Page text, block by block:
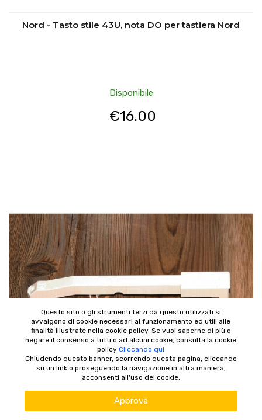
Nord - Tasto stile 43U, nota DO per tastiera Nord
Disponibile
€16.00
Questo sito o gli strumenti terzi da questo utilizzati si
avvalgono di cookie necessari al funzionamento ed utili alle
finalità illustrate nella cookie policy. Se vuoi saperne di più o
negare il consenso a tutti o ad alcuni cookie, consulta la cookie
policyCliccando qui
Chiudendo questo banner, scorrendo questa pagina, cliccando
su un link o proseguendo la navigazione in altra maniera,
acconsenti all'uso dei cookie.
Approva